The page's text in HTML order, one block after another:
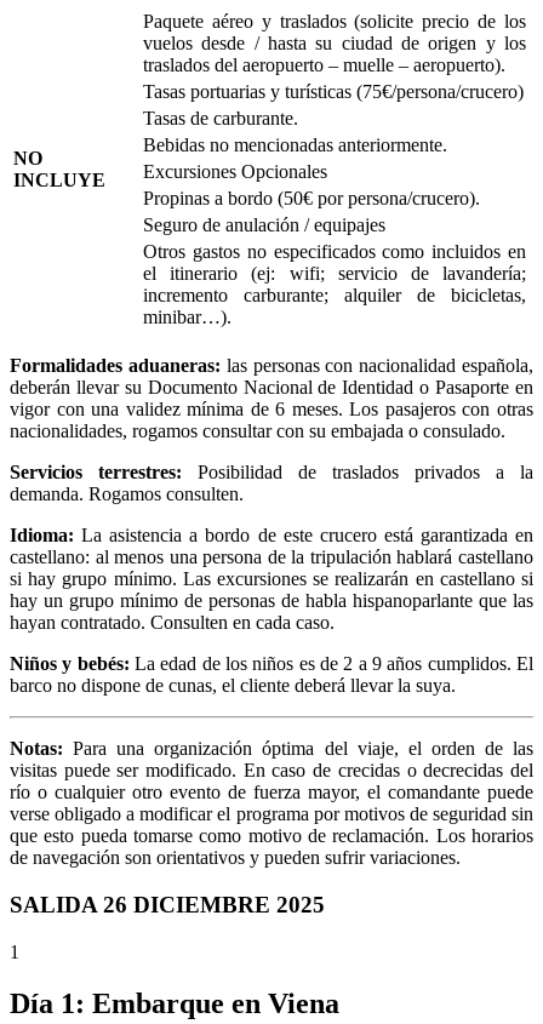
NO
INCLUYE
Paquete aéreo y traslados (solicite precio de los
vuelos desde / hasta su ciudad de origen y los
traslados del aeropuerto – muelle – aeropuerto).
Tasas portuarias y turísticas (75€/persona/crucero)
Tasas de carburante.
Bebidas no mencionadas anteriormente.
Excursiones Opcionales
Propinas a bordo (50€ por persona/crucero).
Seguro de anulación / equipajes
Otros gastos no especificados como incluidos en
el itinerario (ej: wifi; servicio de lavandería;
incremento carburante; alquiler de bicicletas,
minibar…).
Formalidades aduaneras: las personas con nacionalidad española,
deberán llevar su Documento Nacional de Identidad o Pasaporte en
vigor con una validez mínima de 6 meses. Los pasajeros con otras
nacionalidades, rogamos consultar con su embajada o consulado.
Servicios terrestres: Posibilidad de traslados privados a la
demanda. Rogamos consulten.
Idioma: La asistencia a bordo de este crucero está garantizada en
castellano: al menos una persona de la tripulación hablará castellano
si hay grupo mínimo. Las excursiones se realizarán en castellano si
hay un grupo mínimo de personas de habla hispanoparlante que las
hayan contratado. Consulten en cada caso.
Niños y bebés: La edad de los niños es de 2 a 9 años cumplidos. El
barco no dispone de cunas, el cliente deberá llevar la suya.
Notas: Para una organización óptima del viaje, el orden de las
visitas puede ser modificado. En caso de crecidas o decrecidas del
río o cualquier otro evento de fuerza mayor, el comandante puede
verse obligado a modificar el programa por motivos de seguridad sin
que esto pueda tomarse como motivo de reclamación. Los horarios
de navegación son orientativos y pueden sufrir variaciones.
SALIDA 26 DICIEMBRE 2025
1
Día 1: Embarque en Viena